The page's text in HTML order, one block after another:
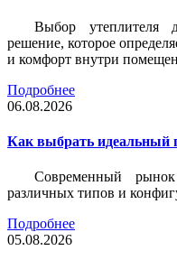
Выбор
решение, которое
и комфорт внутри
Подробнее
06.08.2026
Как выбрать идеальный
Современный
различных типов и
Подробнее
05.08.2026